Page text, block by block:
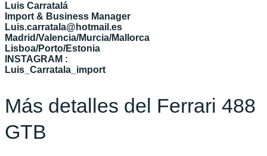
Luis Carratalá
Import & Business Manager
Luis.carratala@hotmail.es
Madrid/Valencia/Murcia/Mallorca
Lisboa/Porto/Estonia
INSTAGRAM :
Luis_Carratala_import
Más detalles del Ferrari 488
GTB